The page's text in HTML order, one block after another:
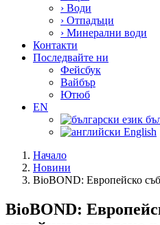
› Води
› Отпадъци
› Минерални води
Контакти
Последвайте ни
Фейсбук
Вайбър
Ютюб
EN
English
Начало
Новини
BioBOND: Европейско
BioBOND: